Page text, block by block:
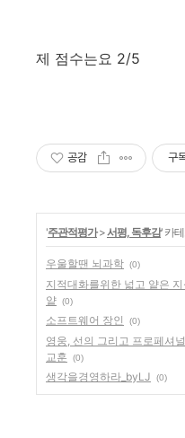
제 점수는요 2/5
공감 구
'주관적평가>서평, 독후감' 카
우울할땐 뇌과학 (0)
지적대화를위한 넓고 얕은
얕 (0)
소프트웨어 장인 (0)
영웅, 선의 그리고 프로페셔
교훈
(0)
생각을경영하라_byLJ (0)